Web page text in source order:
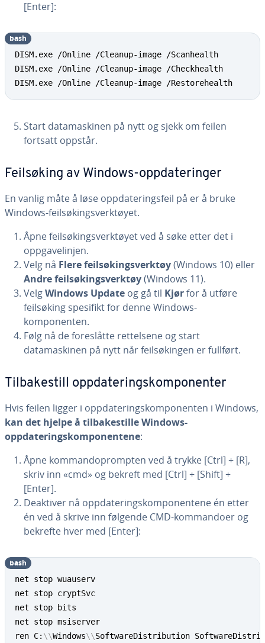
[Enter]:
DISM.exe /Online /Cleanup-image /Scanhealth
DISM.exe /Online /Cleanup-image /Checkhealth
DISM.exe /Online /Cleanup-image /Restorehealth
bash
Start datamaskinen på nytt og sjekk om feilen
fortsatt oppstår.
Feilsøking av Windows-oppdateringer
En vanlig måte å løse oppdateringsfeil på er å bruke
Windows-feilsøkingsverktøyet.
Åpne feilsøkingsverktøyet ved å søke etter det i
oppgavelinjen.
Velg nå Flere feilsøkingsverktøy(Windows 10) eller
Andre feilsøkingsverktøy(Windows 11).
VelgWindows Update og gå til Kjørfor å utføre
feilsøking spesifikt for denne Windows-
komponenten.
Følg nå de foreslåtte rettelsene og start
datamaskinen på nytt når feilsøkingen er fullført.
Tilbakestill oppdateringskomponenter
Hvis feilen ligger i oppdateringskomponenten i Windows,
kan det hjelpe å tilbakestille Windows-
oppdateringskomponentene:
Åpne kommandoprompten ved å trykke [Ctrl] + [R],
skriv inn «cmd» og bekreft med [Ctrl] + [Shift] +
[Enter].
Deaktiver nå oppdateringskomponentene én etter
én ved å skrive inn følgende CMD-kommandoer og
bekrefte hver med [Enter]:
net stop wuauserv
net stop cryptSvc
net stop bits
net stop msiserver
ren C: \\Windows\\SoftwareDistribution
bash